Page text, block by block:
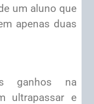
um aluno que
apenas duas
ganhos na
ultrapassar e